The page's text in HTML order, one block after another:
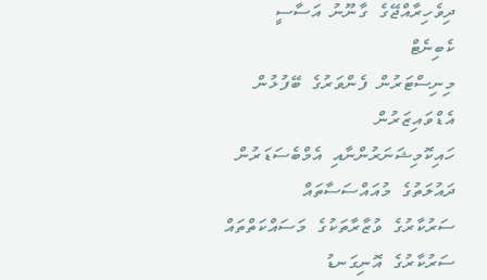
ދިވެހިރާއްޖޭގެ ގާނޫނު އަސާސީ
ކެބިނެޓް
މިނިސްޓަރުން ފެންވަރުގެ ބޭފުޅުން
އެޑްވައިޒަރުން
ހައިކޮމިޝަނަރުންނާއި އެމްބެސަޑަރުން
ދައުލަތުގެ މުއައްސަސާތައް
ސަރުކާރުގެ ވުޒާރާތަކުގެ މަސައްކަތްތައް
ސަރުކާރުގެ އޮނިގަނޑު